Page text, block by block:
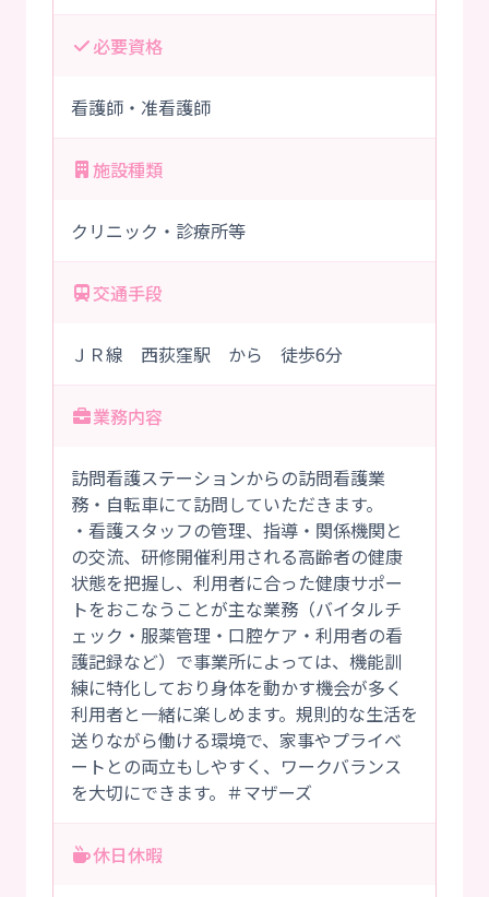
必要資格
看護師・准看護師
施設種類
クリニック・診療所等
交通手段
ＪＲ線 西荻窪駅 から 徒歩6分
業務内容
訪問看護ステーションからの訪問看護業
務・自転車にて訪問していただきます。
・看護スタッフの管理、指導・関係機関と
の交流、研修開催利用される高齢者の健康
状態を把握し、利用者に合った健康サポー
トをおこなうことが主な業務（バイタルチ
ェック・服薬管理・口腔ケア・利用者の看
護記録など）で事業所によっては、機能訓
練に特化しており身体を動かす機会が多く
利用者と一緒に楽しめます。規則的な生活を
送りながら働ける環境で、家事やプライベ
ートとの両立もしやすく、ワークバランス
を大切にできます。＃マザーズ
休日休暇